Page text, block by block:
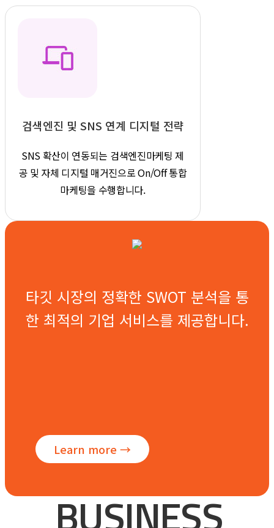
검색엔진 및 SNS 연계 디지털 전략
SNS 확산이 연동되는 검색엔진마케팅제
공 및 자체 디지털 매거진으로On/Off 통합
마케팅을 수행합니다.
타깃 시장의 정확한 SWOT 분석을 통
한 최적의 기업 서비스를 제공합니다.
Learn more →
BUSI